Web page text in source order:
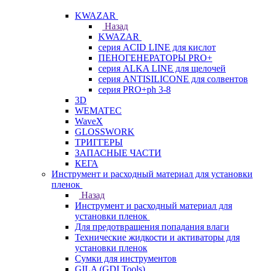
KWAZAR
Назад
KWAZAR
серия ACID LINE для кислот
ПЕНОГЕНЕРАТОРЫ PRO+
серия ALKA LINE для щелочей
серия ANTISILICONE для солвентов
серия PRO+ph 3-8
3D
WEMATEC
WaveX
GLOSSWORK
ТРИГГЕРЫ
ЗАПАСНЫЕ ЧАСТИ
КЕГА
Инструмент и расходный материал для установки
пленок
Назад
Инструмент и расходный материал для
установки пленок
Для предотвращения попадания влаги
Технические жидкости и активаторы для
установки пленок
Сумки для инструментов
GILA (GDI Tools)